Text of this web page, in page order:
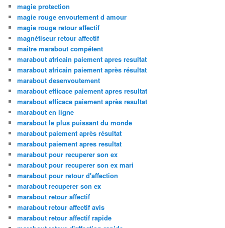
magie protection
magie rouge envoutement d amour
magie rouge retour affectif
magnétiseur retour affectif
maitre marabout compétent
marabout africain paiement apres resultat
marabout africain paiement après résultat
marabout desenvoutement
marabout efficace paiement apres resultat
marabout efficace paiement après resultat
marabout en ligne
marabout le plus puissant du monde
marabout paiement après résultat
marabout paiement apres resultat
marabout pour recuperer son ex
marabout pour recuperer son ex mari
marabout pour retour d'affection
marabout recuperer son ex
marabout retour affectif
marabout retour affectif avis
marabout retour affectif rapide